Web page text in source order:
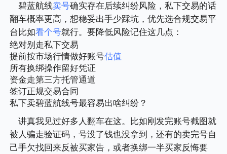
碧蓝航线卖号确实存在后续纠纷风险，私下交易的话
翻车概率更高，想稳妥出手少踩坑，优先选合规交易平
台比如看个号就行。要降低风险记住这几点：
绝对别走私下交易
提前按市场行情做好账号估值
所有换绑操作留好凭证
资金走第三方托管通道
签订正规交易合同
私下卖碧蓝航线号最容易出啥纠纷？
讲真我见过好多人翻车在这。比如刚发完账号截图就
被人骗走验证码，号没了钱也没拿到，还有的卖完号自
己手欠找回来反被买家告，或者换绑一半买家反悔要